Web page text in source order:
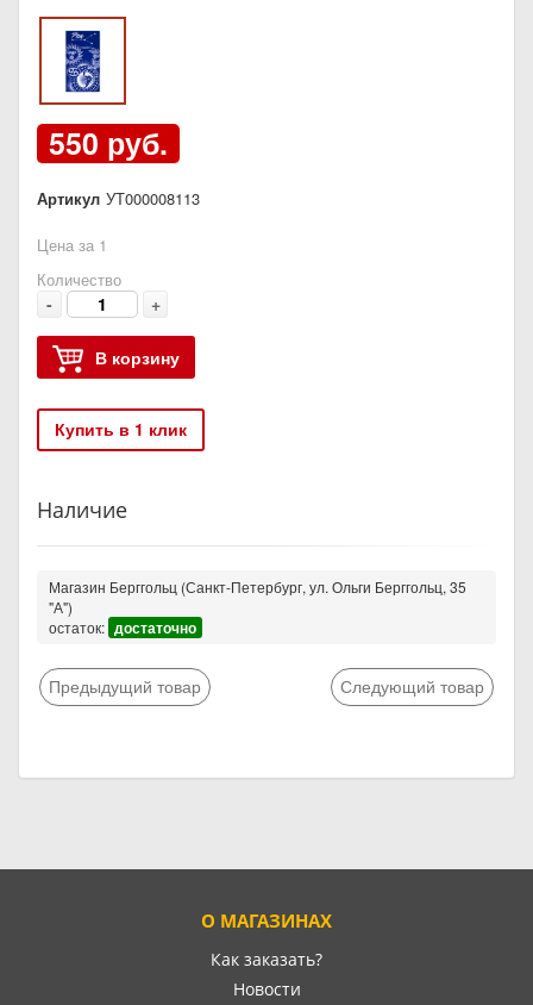
550 руб.
Артикул УТ000008113
Цена за 1
Количество
- +
В корзину
Купить в 1 клик
Наличие
Магазин Берггольц (Санкт-Петербург, ул. Ольги Берггольц, 35
"А")
остаток: достаточно
Предыдущий товар Следующий товар
О МАГАЗИНАХ
Как заказать?
Новости